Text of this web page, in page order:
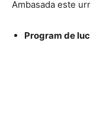
Ambasada este
Program de